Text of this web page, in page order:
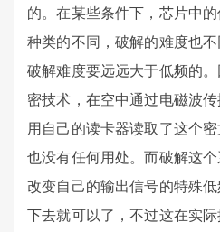
的。在某些条件下，芯片中
种类的不同，破解的难度也
破解难度要远远大于低频的
密技术，在空中通过电磁波
用自己的读卡器读取了这个
也没有任何用处。而破解这
改变自己的输出信号的特殊
下去就可以了，不过这在实